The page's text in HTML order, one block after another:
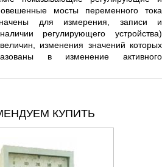
мосты переменного тока
для измерения, записи и
регулирующего устройства)
изменения значений которых
в изменение активного
КУПИТЬ